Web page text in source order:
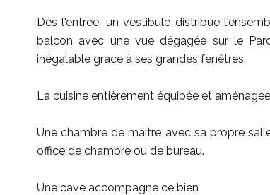
Dès l'entrée, un vestibule distribue
balcon avec une vue dégagée sur le
inégalable grace à ses grandes fenêtres.
La cuisine entièrement équipée et
Une chambre de maitre avec sa propre
office de chambre ou de bureau.
Une cave accompagne ce bien